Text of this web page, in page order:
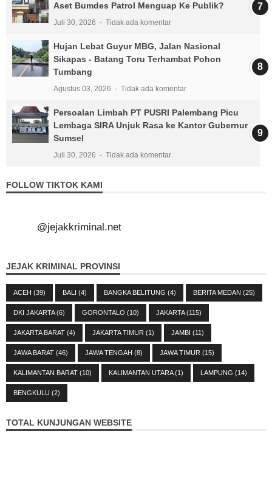
Aset Bumdes Patrol Menguap Ke Publik?
Juli 30, 2026 Tidak ada komentar
Hujan Lebat Guyur MBG, Jalan Nasional
Sikapas - Batang Toru Terhambat Pohon
Tumbang
Agustus 03, 2026 Tidak ada komentar
Persoalan Limbah PT PUSRI Palembang Picu
Lembaga SIRA Unjuk Rasa ke Kantor Gubernur
Sumsel
Juli 30, 2026 Tidak ada komentar
FOLLOW TIKTOK KAMI
@jejakkriminal.net
JEJAK KRIMINAL PROVINSI
ACEH (39) BALI (4) BANGKA BELITUNG (4) BERITA MEDAN (25)
DKI JAKARTA(6) GORONTALO (10) JAKARTA(115)
JAKARTA BARAT (4) JAKARTA TIMUR (1) JAMBI (11)
JAWA BARAT (46) JAWA TENGAH (8) JAWA TIMUR (15)
KALIMANTAN BARAT (10) KALIMANTAN UTARA(1) LAMPUNG (14)
BENGKULU (2)
TOTAL KUNJUNGAN WEBSITE